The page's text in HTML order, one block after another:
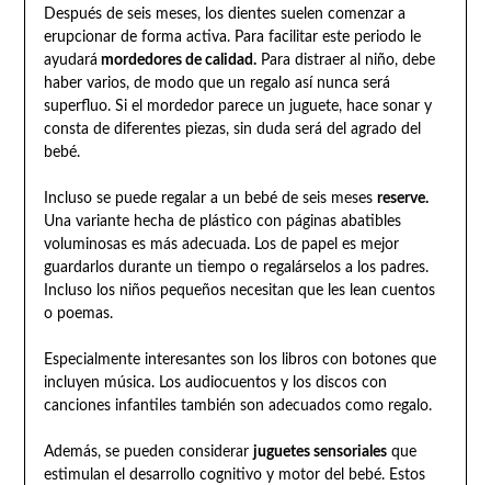
Después de seis meses, los dientes suelen comenzar a
erupcionar de forma activa. Para facilitar este periodo le
ayudará mordedores de calidad.Para distraer al niño, debe
haber varios, de modo que un regalo así nunca será
superfluo. Si el mordedor parece un juguete, hace sonar y
consta de diferentes piezas, sin duda será del agrado del
bebé.
Incluso se puede regalar a un bebé de seis meses reserve.
Una variante hecha de plástico con páginas abatibles
voluminosas es más adecuada. Los de papel es mejor
guardarlos durante un tiempo o regalárselos a los padres.
Incluso los niños pequeños necesitan que les lean cuentos
o poemas.
Especialmente interesantes son los libros con botones que
incluyen música. Los audiocuentos y los discos con
canciones infantiles también son adecuados como regalo.
Además, se pueden considerar juguetes sensorialesque
estimulan el desarrollo cognitivo y motor del bebé. Estos